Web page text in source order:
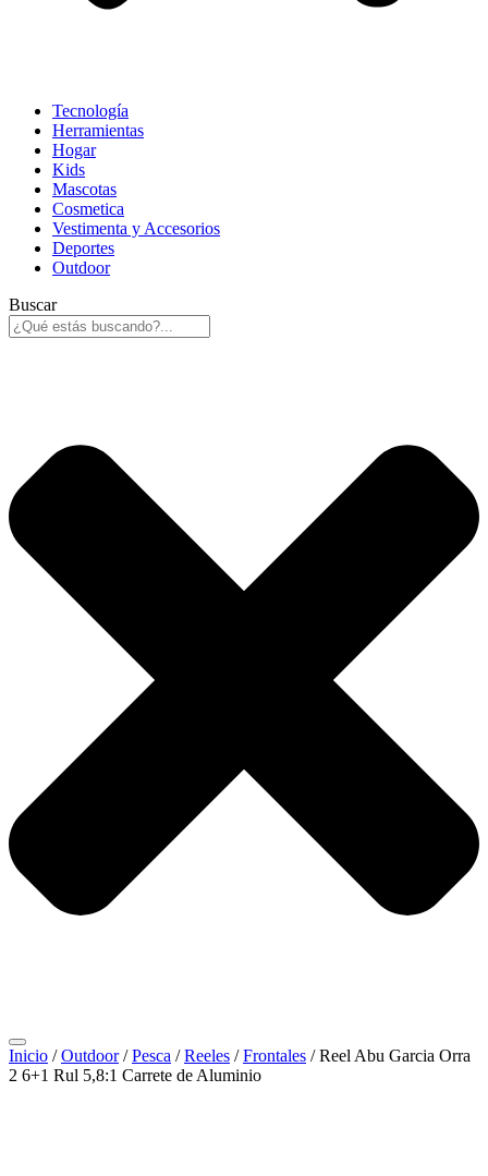
Tecnología
Herramientas
Hogar
Kids
Mascotas
Cosmetica
Vestimenta y Accesorios
Deportes
Outdoor
Buscar
Inicio /Outdoor/Pesca /Reeles /Frontales / Reel Abu Garcia Orra
2 6+1 Rul 5,8:1 Carrete de Aluminio